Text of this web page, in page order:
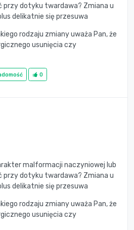
przy dotyku twardawa? Zmiana u
delikatnie się przesuwa
rodzaju zmiany uważa Pan, że
usunięcia czy
0
malformacji naczyniowej lub
przy dotyku twardawa? Zmiana u
delikatnie się przesuwa
rodzaju zmiany uważa Pan, że
usunięcia czy